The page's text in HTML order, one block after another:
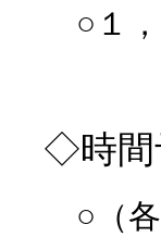
○１，
◇時間
○（各